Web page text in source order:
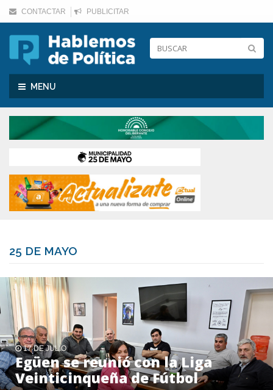
CONTACTAR PUBLICITAR
Toggle
navigation
MENU
25 DE MAYO
17 DE JULIO
Egüen se reunió con la Liga
Veinticinqueña de Fútbol